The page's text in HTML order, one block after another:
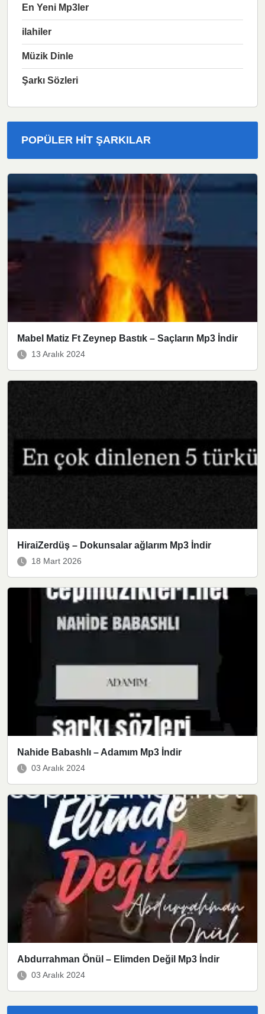
En Yeni Mp3ler
ilahiler
Müzik Dinle
Şarkı Sözleri
POPÜLER HIT ŞARKILAR
Mabel Matiz Ft Zeynep Bastık – Saçların Mp3 İndir
13 Aralık 2024
HiraiZerdüş – Dokunsalar ağlarım Mp3 İndir
18 Mart 2026
Nahide Babashlı – Adamım Mp3 İndir
03 Aralık 2024
Abdurrahman Önül – Elimden Değil Mp3 İndir
03 Aralık 2024